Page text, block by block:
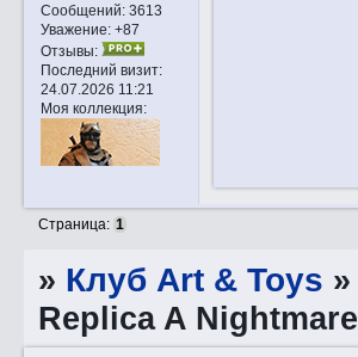
Сообщений:3613
Уважение: +87
Отзывы:
Последний визит:
24.07.2026 11:21
Моя коллекция:
Страница: 1
» Клуб Art & Toys »
Replica A